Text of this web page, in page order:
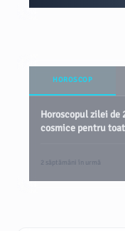
HOROSCOP
Horoscopul zilei de
cosmice pentru
2 săptămâni în urmă